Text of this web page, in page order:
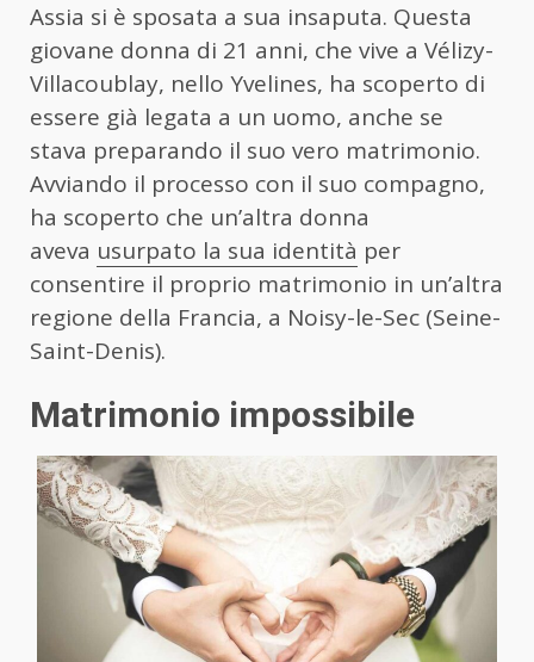
Assia si è sposata a sua insaputa. Questa
giovane donna di 21 anni, che vive a Vélizy-
Villacoublay, nello Yvelines, ha scoperto di
essere già legata a un uomo, anche se
stava preparando il suo vero matrimonio.
Avviando il processo con il suo compagno,
ha scoperto che un’altra donna
aveva usurpato la sua identità per
consentire il proprio matrimonio in un’altra
regione della Francia, a Noisy-le-Sec (Seine-
Saint-Denis).
Matrimonio impossibile